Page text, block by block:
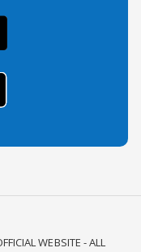
WEBSITE - ALL